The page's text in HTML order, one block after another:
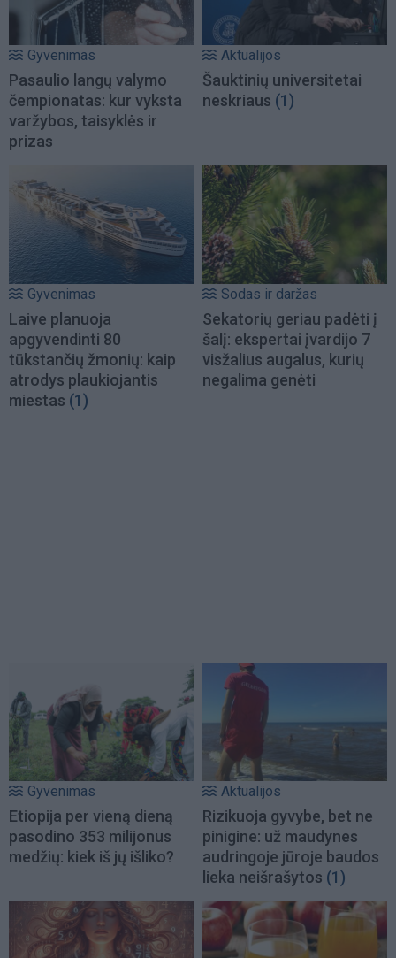
Gyvenimas
Pasaulio langų valymo
čempionatas: kur vyksta
varžybos, taisyklės ir
prizas
Aktualijos
Šauktinių universitetai
neskriaus (1)
Gyvenimas
Laive planuoja
apgyvendinti 80
tūkstančių žmonių: kaip
atrodys plaukiojantis
miestas (1)
Sodas ir daržas
Sekatorių geriau padėti į
šalį: ekspertai įvardijo 7
visžalius augalus, kurių
negalima genėti
Gyvenimas
Etiopija per vieną dieną
pasodino 353 milijonus
medžių: kiek iš jų išliko?
Aktualijos
Rizikuoja gyvybe, bet ne
pinigine: už maudynes
audringoje jūroje baudos
lieka neišrašytos (1)